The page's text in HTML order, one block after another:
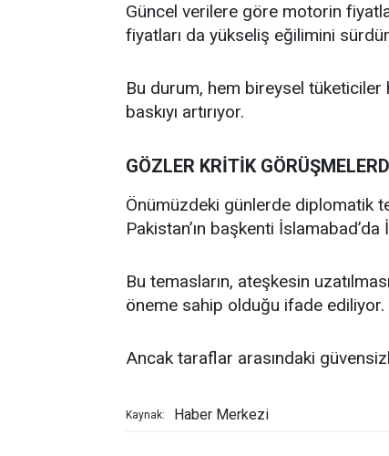
Güncel verilere göre motorin
fiyatları da yükseliş eğilimini
Bu durum, hem bireysel tüketiciler
baskıyı artırıyor.
GÖZLER KRİTİK
Önümüzdeki günlerde diplomatik
Pakistan’ın başkenti
Bu temasların, ateşkesin
öneme sahip olduğu ifade ediliyor.
Ancak taraflar arasındaki
Kaynak: Haber Merkezi